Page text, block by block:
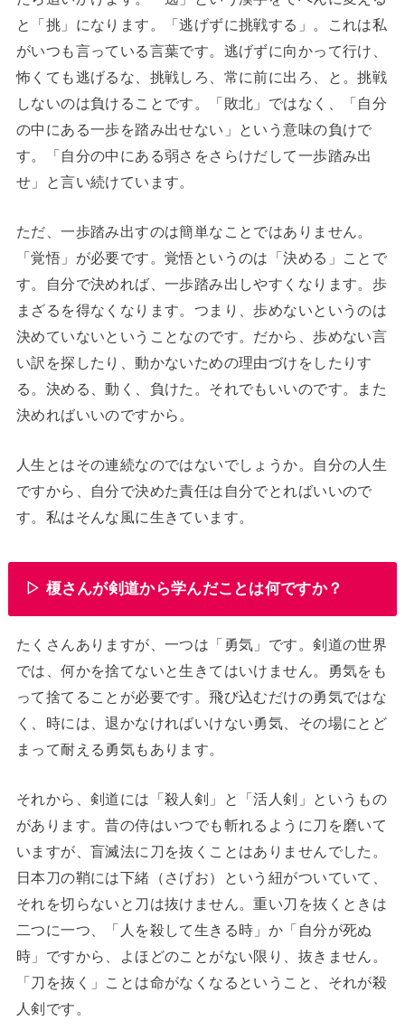
と「挑」になります。「逃げずに挑戦する」。これは私
がいつも言っている言葉です。逃げずに向かって行け、
怖くても逃げるな、挑戦しろ、常に前に出ろ、と。挑戦
しないのは負けることです。「敗北」ではなく、「自分
の中にある一歩を踏み出せない」という意味の負けで
す。「自分の中にある弱さをさらけだして一歩踏み出
せ」と言い続けています。
ただ、一歩踏み出すのは簡単なことではありません。
「覚悟」が必要です。覚悟というのは「決める」ことで
す。自分で決めれば、一歩踏み出しやすくなります。歩
まざるを得なくなります。つまり、歩めないというのは
決めていないということなのです。だから、歩めない言
い訳を探したり、動かないための理由づけをしたりす
る。決める、動く、負けた。それでもいいのです。また
決めればいいのですから。
人生とはその連続なのではないでしょうか。自分の人生
ですから、自分で決めた責任は自分でとればいいので
す。私はそんな風に生きています。
▷ 榎さんが剣道から学んだことは何ですか？
たくさんありますが、一つは「勇気」です。剣道の世界
では、何かを捨てないと生きてはいけません。勇気をも
って捨てることが必要です。飛び込むだけの勇気ではな
く、時には、退かなければいけない勇気、その場にとど
まって耐える勇気もあります。
それから、剣道には「殺人剣」と「活人剣」というもの
があります。昔の侍はいつでも斬れるように刀を磨いて
いますが、盲滅法に刀を抜くことはありませんでした。
日本刀の鞘には下緒（さげお）という紐がついていて、
それを切らないと刀は抜けません。重い刀を抜くときは
二つに一つ、「人を殺して生きる時」か「自分が死ぬ
時」ですから、よほどのことがない限り、抜きません。
「刀を抜く」ことは命がなくなるということ、それが殺
人剣です。